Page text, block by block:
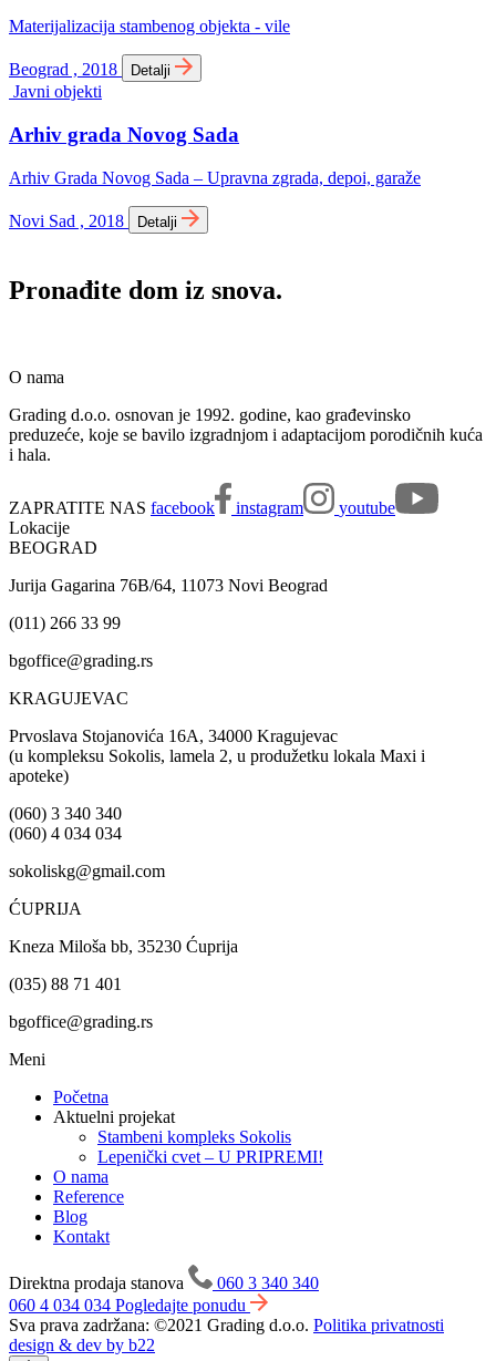
Materijalizacija stambenog objekta - vile
Beograd , 2018 Detalji
Javni objekti
Arhiv grada Novog Sada
Arhiv Grada Novog Sada – Upravna zgrada, depoi, garaže
Novi Sad , 2018 Detalji
Pronađite dom iz snova.
O nama
Grading d.o.o. osnovan je 1992. godine, kao građevinsko
preduzeće, koje se bavilo izgradnjom i adaptacijom porodičnih kuća
i hala.
ZAPRATITE NAS facebook instagram
youtube
Lokacije
BEOGRAD
Jurija Gagarina 76B/64, 11073 Novi Beograd
(011) 266 33 99
bgoffice@grading.rs
KRAGUJEVAC
Prvoslava Stojanovića 16A, 34000 Kragujevac
(u kompleksu Sokolis, lamela 2, u produžetku lokala Maxi i
apoteke)
(060) 3 340 340
(060) 4 034 034
sokoliskg@gmail.com
ĆUPRIJA
Kneza Miloša bb, 35230 Ćuprija
(035) 88 71 401
bgoffice@grading.rs
Meni
Početna
Aktuelni projekat
Stambeni kompleks Sokolis
Lepenički cvet – U PRIPREMI!
O nama
Reference
Blog
Kontakt
Direktna prodaja stanova
060 3 340 340
060 4 034 034 Pogledajte ponudu
Sva prava zadržana: ©2021 Grading d.o.o. Politika privatnosti
design & dev by b22